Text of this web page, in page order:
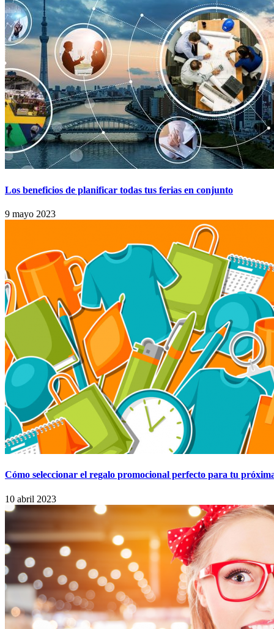
Los beneficios de planificar todas tus ferias en conjunto
9 mayo 2023
Cómo seleccionar el regalo promocional perfecto para tu
10 abril 2023